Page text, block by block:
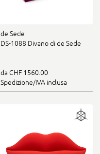
de Sede
DS-1088 Divano di de Sede
da CHF 1560.00
Spedizione/IVA inclusa